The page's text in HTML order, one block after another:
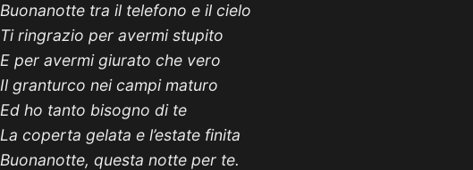
Buonanotte tra il telefono e il cielo
Ti ringrazio per avermi stupito
E per avermi giurato che vero
Il granturco nei campi maturo
Ed ho tanto bisogno di te
La coperta gelata e l’estate finita
Buonanotte, questa notte per te.